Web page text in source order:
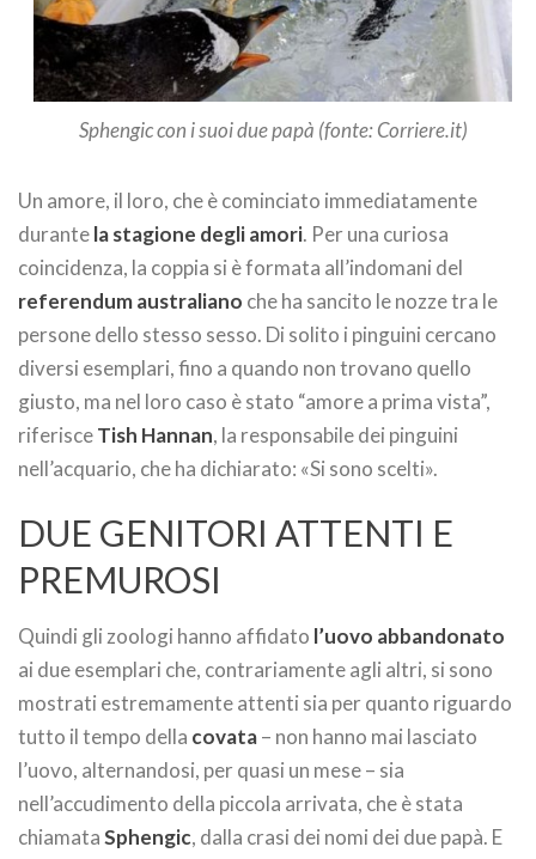
Sphengic con i suoi due papà (fonte: Corriere.it)
Un amore, il loro, che è cominciato immediatamente
durantela stagione degli amori. Per una curiosa
coincidenza, la coppia si è formata all’indomani del
referendum australiano che ha sancito le nozze tra le
persone dello stesso sesso. Di solito i pinguini cercano
diversi esemplari, fino a quando non trovano quello
giusto, ma nel loro caso è stato “amore a prima vista”,
riferisceTish Hannan, la responsabile dei pinguini
nell’acquario, che ha dichiarato: «Si sono scelti».
DUE GENITORI ATTENTI E
PREMUROSI
Quindi gli zoologi hanno affidato l’uovo abbandonato
ai due esemplari che, contrariamente agli altri, si sono
mostrati estremamente attenti sia per quanto riguardo
tutto il tempo della covata– non hanno mai lasciato
l’uovo, alternandosi, per quasi un mese – sia
nell’accudimento della piccola arrivata, che è stata
chiamataSphengic, dalla crasi dei nomi dei due papà. E